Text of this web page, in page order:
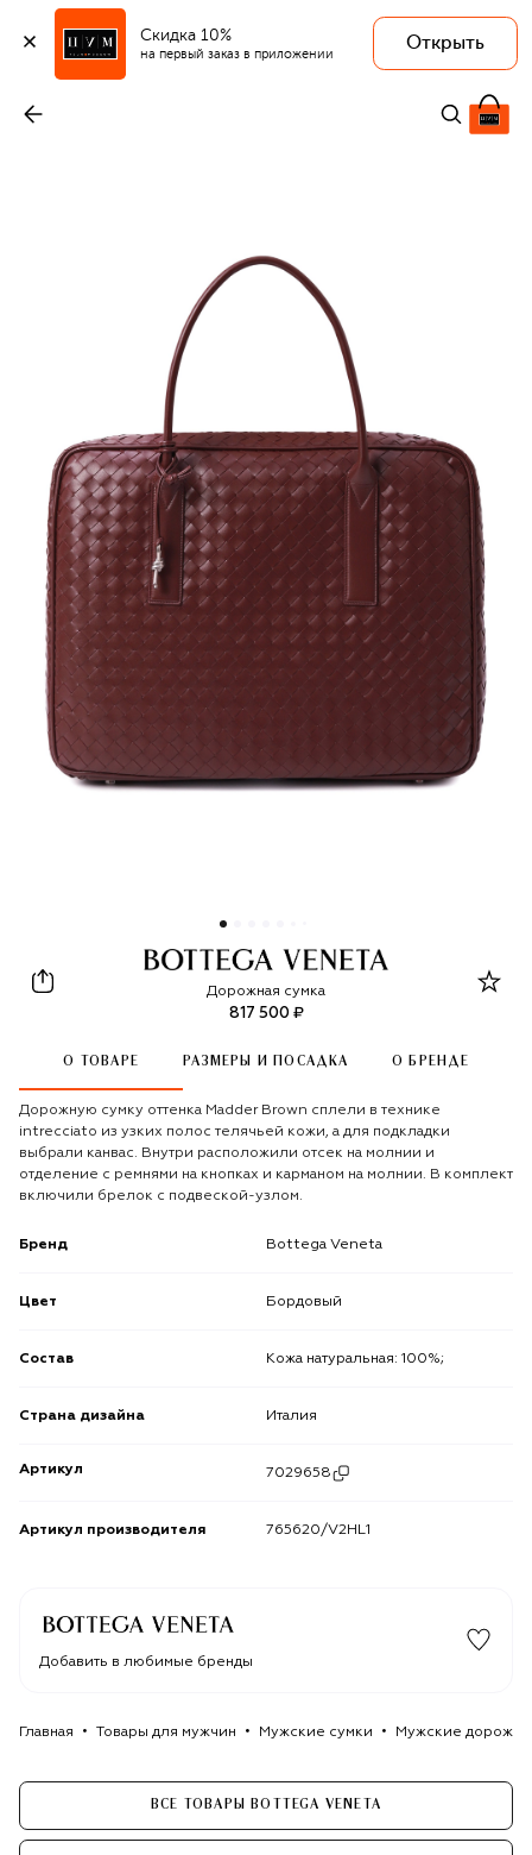
Скидка 10%
на первый заказ в приложении
Открыть
817 500 ₽
Bottega Veneta
Дорожная сумка
817 500 ₽
О ТОВАРЕ РАЗМЕРЫ И ПОСАДКА О БРЕНДЕ
Дорожную сумку оттенка Madder Brown сплели в технике
intrecciato из узких полос телячьей кожи, а для подкладки
выбрали канвас. Внутри расположили отсек на молнии и
отделение с ремнями на кнопках и карманом на молнии. В комплект
включили брелок с подвеской-узлом.
Бренд Bottega Veneta
Цвет Бордовый
Состав Кожа натуральная: 100%;
Страна дизайна Италия
Артикул 7029658
Артикул производителя 765620/V2HL1
Добавить в любимые бренды
Главная Товары для мужчин Мужские сумки Мужские
ВСЕ ТОВАРЫ BOTTEGA VENETA